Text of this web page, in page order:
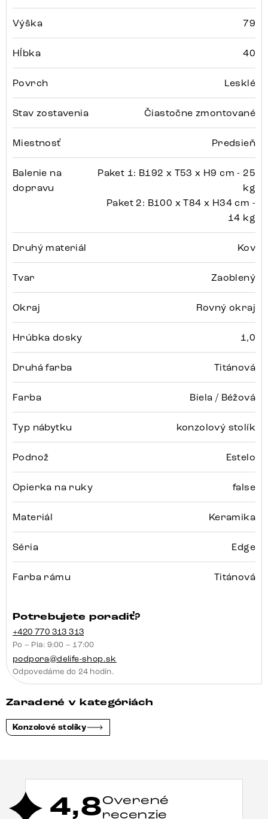
Výška 79
Hĺbka 40
Povrch Lesklé
Stav zostavenia Čiastočne zmontované
Miestnosť Predsieň
Balenie na
dopravu
Paket 1: B192 x T53 x H9 cm - 25
kg
Paket 2: B100 x T84 x H34 cm -
14 kg
Druhý materiál Kov
Tvar Zaoblený
Okraj Rovný okraj
Hrúbka dosky 1,0
Druhá farba Titánová
Farba Biela / Béžová
Typ nábytku konzolový stolík
Podnož Estelo
Opierka na ruky false
Materiál Keramika
Séria Edge
Farba rámu Titánová
Potrebujete poradiť?
+420 770 313 313
Po – Pia: 9:00 – 17:00
podpora@delife-shop.sk
Odpovedáme do 24 hodín.
Zaradené v kategóriách
Konzolové stolíky
4,8Overené
recenzie